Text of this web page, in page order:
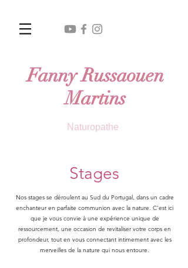
Fanny Russaouen
Martins
Naturopathe
Stages
Nos stages se déroulent au Sud du Portugal, dans un cadre
enchanteur en parfaite communion avec la nature. C'est ici
que je vous convie à une expérience unique de
ressourcement, une occasion de revitaliser votre corps en
profondeur, tout en vous connectant intimement avec les
merveilles de la nature qui nous entoure.